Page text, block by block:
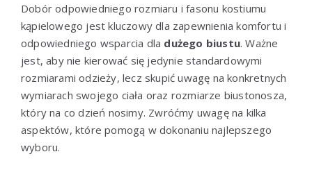
Dobór odpowiedniego rozmiaru i fasonu kostiumu
kąpielowego jest kluczowy dla zapewnienia komfortu i
odpowiedniego wsparcia dla dużego biustu. Ważne
jest, aby nie kierować się jedynie standardowymi
rozmiarami odzieży, lecz skupić uwagę na konkretnych
wymiarach swojego ciała oraz rozmiarze biustonosza,
który na co dzień nosimy. Zwróćmy uwagę na kilka
aspektów, które pomogą w dokonaniu najlepszego
wyboru.